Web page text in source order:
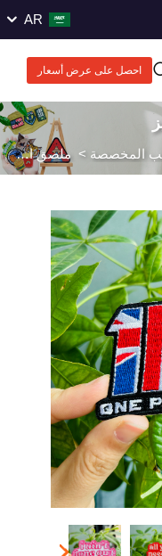
AR
احصل على عرض أسعار
المخصصة > ملصق التطريز